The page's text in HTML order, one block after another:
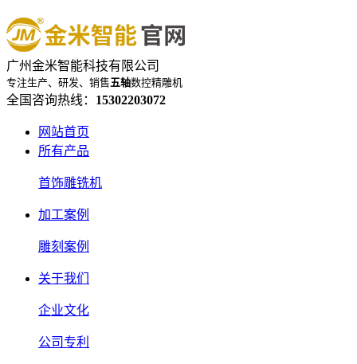
广州金米智能科技有限公司
专注生产、研发、销售五轴数控精雕机
全国咨询热线： 15302203072
网站首页
所有产品
首饰雕铣机
加工案例
雕刻案例
关于我们
企业文化
公司专利